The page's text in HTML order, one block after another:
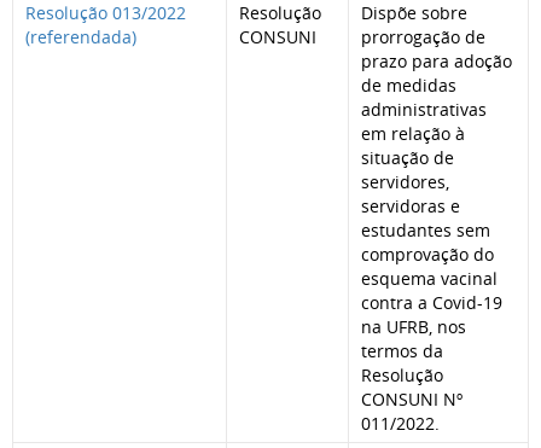
Resolução 013/2022
(referendada)
Resolução
CONSUNI
Dispõe sobre
prorrogação de
prazo para adoção
de medidas
administrativas
em relação à
situação de
servidores,
servidoras e
estudantes sem
comprovação do
esquema vacinal
contra a Covid-19
na UFRB, nos
termos da
Resolução
CONSUNI Nº
011/2022.